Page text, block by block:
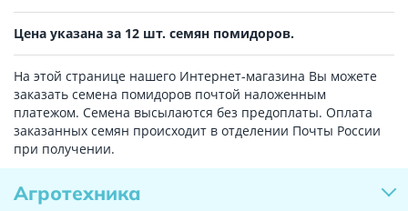
Цена указана за 12 шт. семян помидоров.
На этой странице нашего Интернет-магазина Вы можете
заказать семена помидоров почтой наложенным
платежом. Семена высылаются без предоплаты. Оплата
заказанных семян происходит в отделении Почты России
при получении.
Агротехника